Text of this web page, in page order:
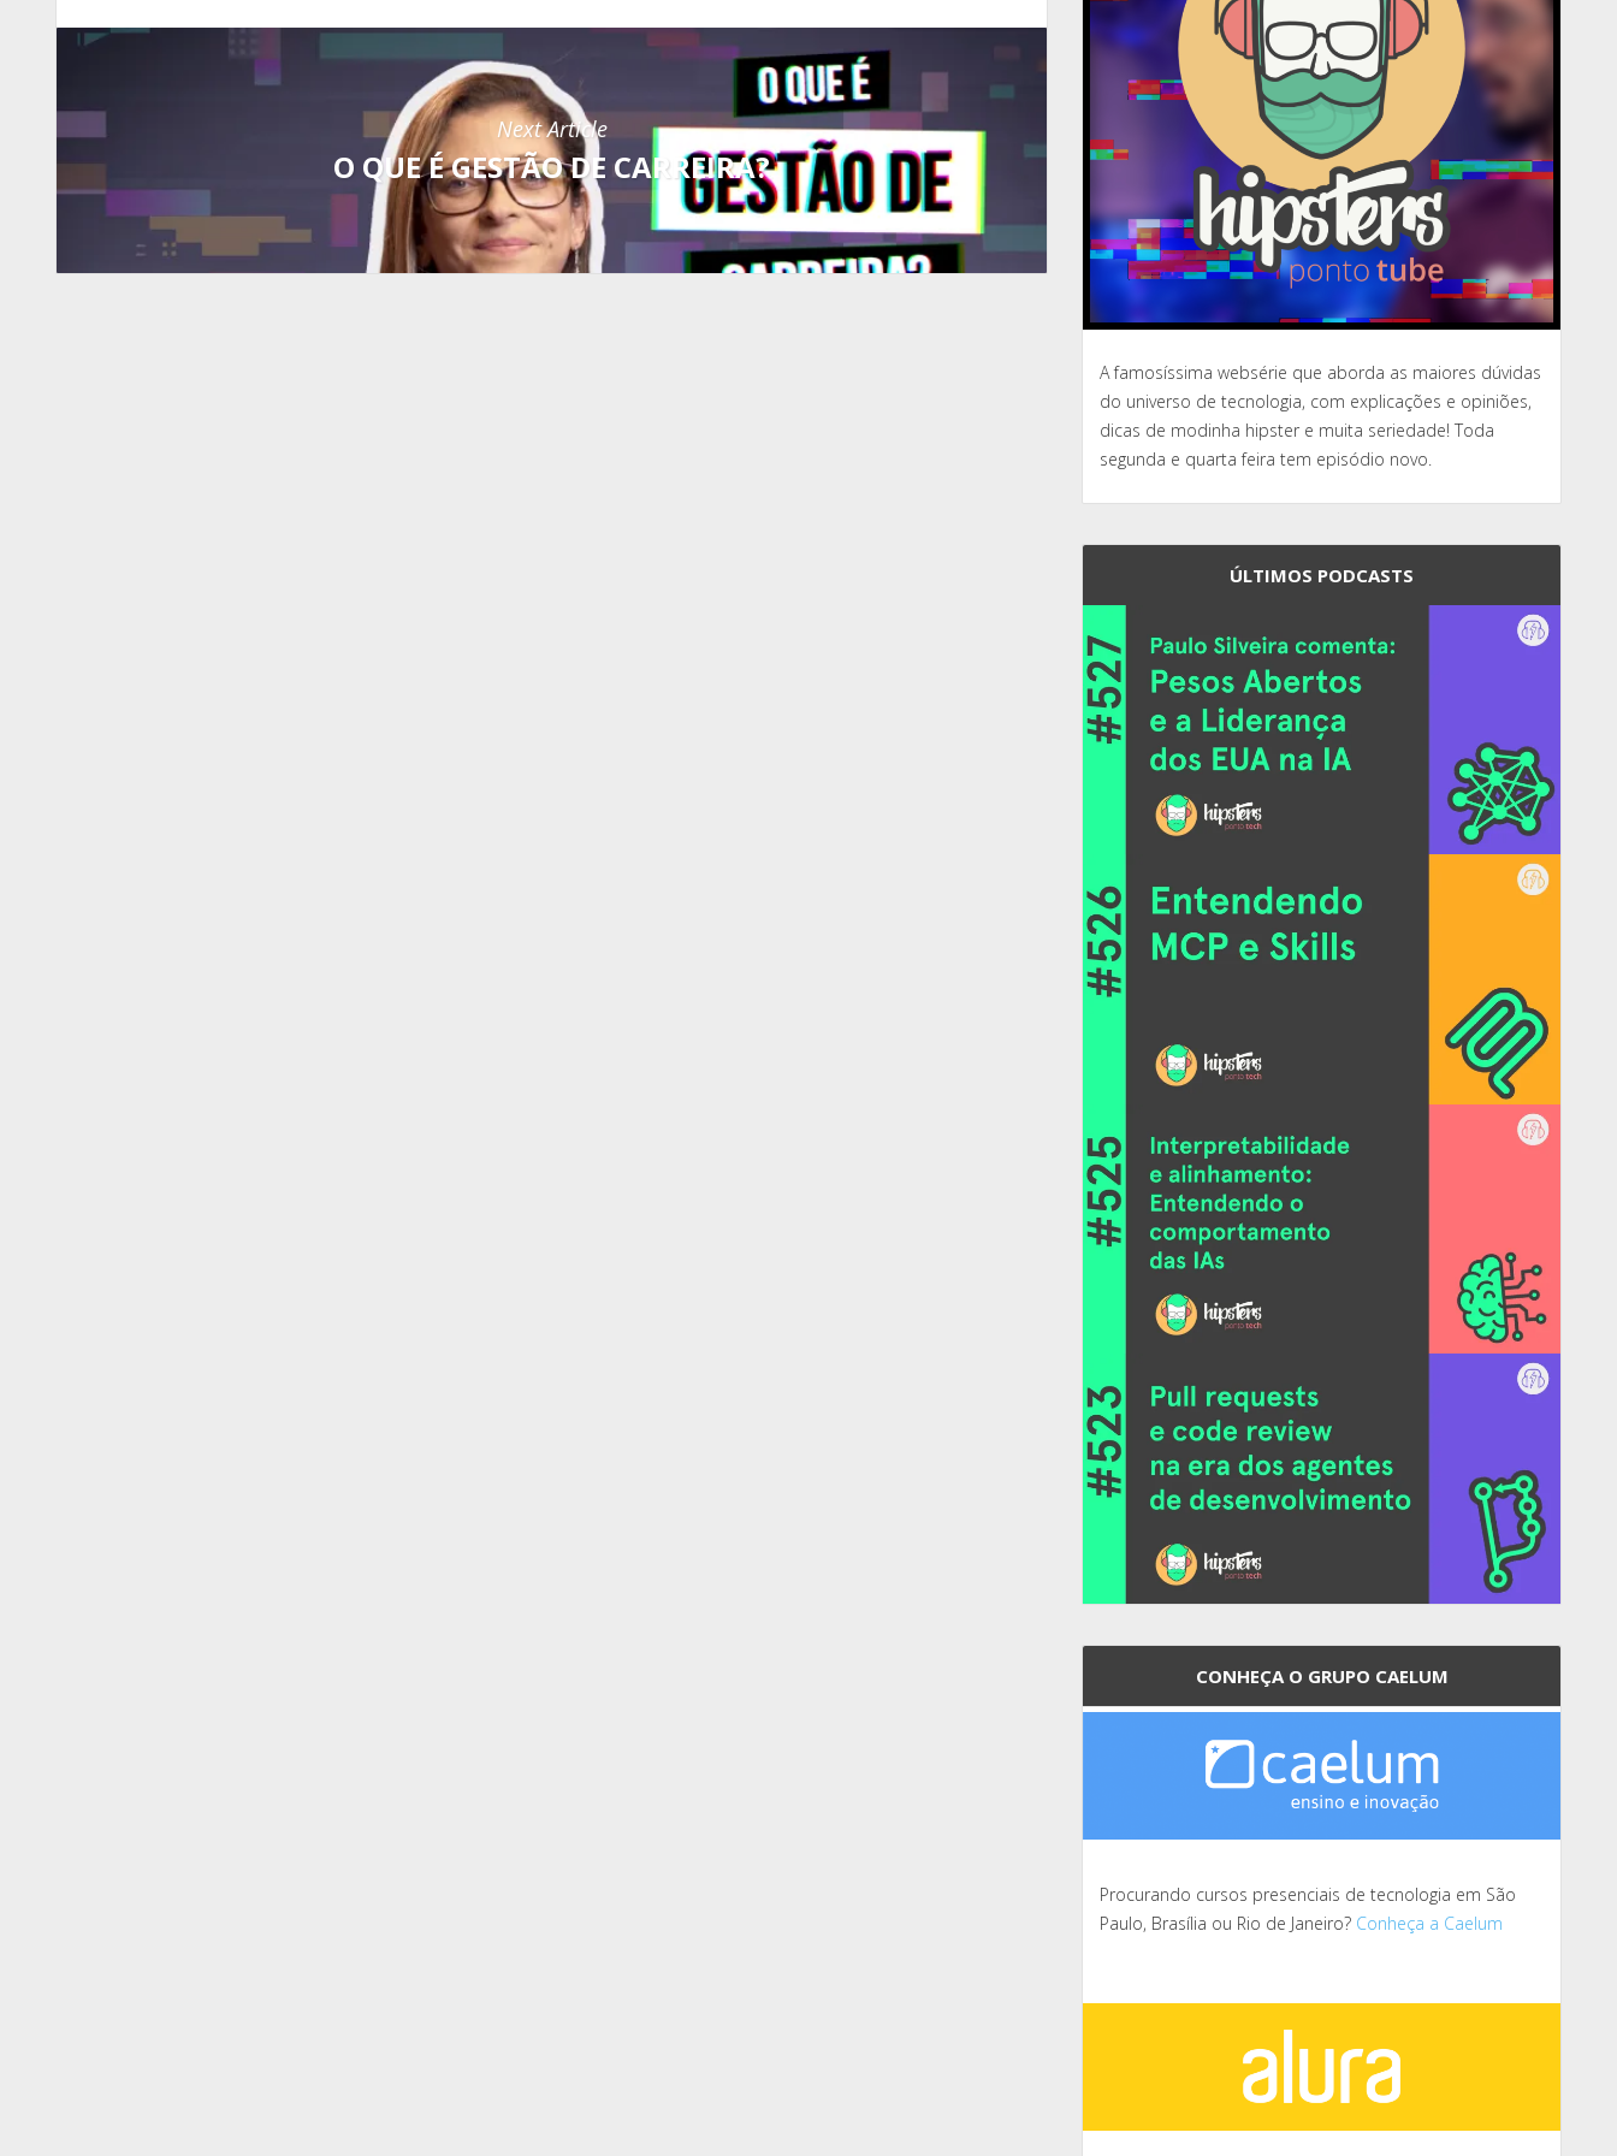
Next Article
O QUE É GESTÃO DE CARREIRA?
A famosíssima websérie que aborda as maiores dúvidas
do universo de tecnologia, com explicações e opiniões,
dicas de modinha hipster e muita seriedade! Toda
segunda e quarta feira tem episódio novo.
ÚLTIMOS PODCASTS
CONHEÇA O GRUPO CAELUM
Procurando cursos presenciais de tecnologia em São
Paulo, Brasília ou Rio de Janeiro? Conheça a Caelum